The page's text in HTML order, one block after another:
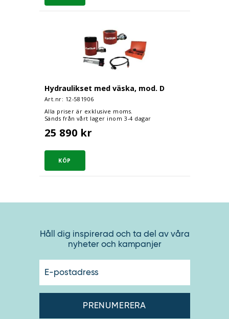
Hydraulikset med väska, mod. D
Hydraulikset med väska, mod. D
Art.nr: 12-581906
Alla priser är exklusive moms.
Sänds från vårt lager inom 3-4 dagar
25 890 kr
Håll dig inspirerad och ta del av våra
nyheter och kampanjer